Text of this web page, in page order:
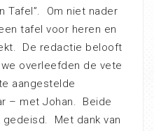
Tafel”. Om niet nader
tafel voor heren en
De redactie belooft
overleefden de vete
aangestelde
– met Johan. Beide
Met dank van